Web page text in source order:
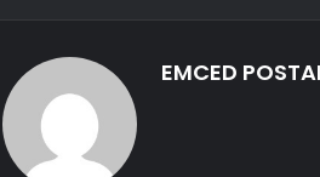
EMCED